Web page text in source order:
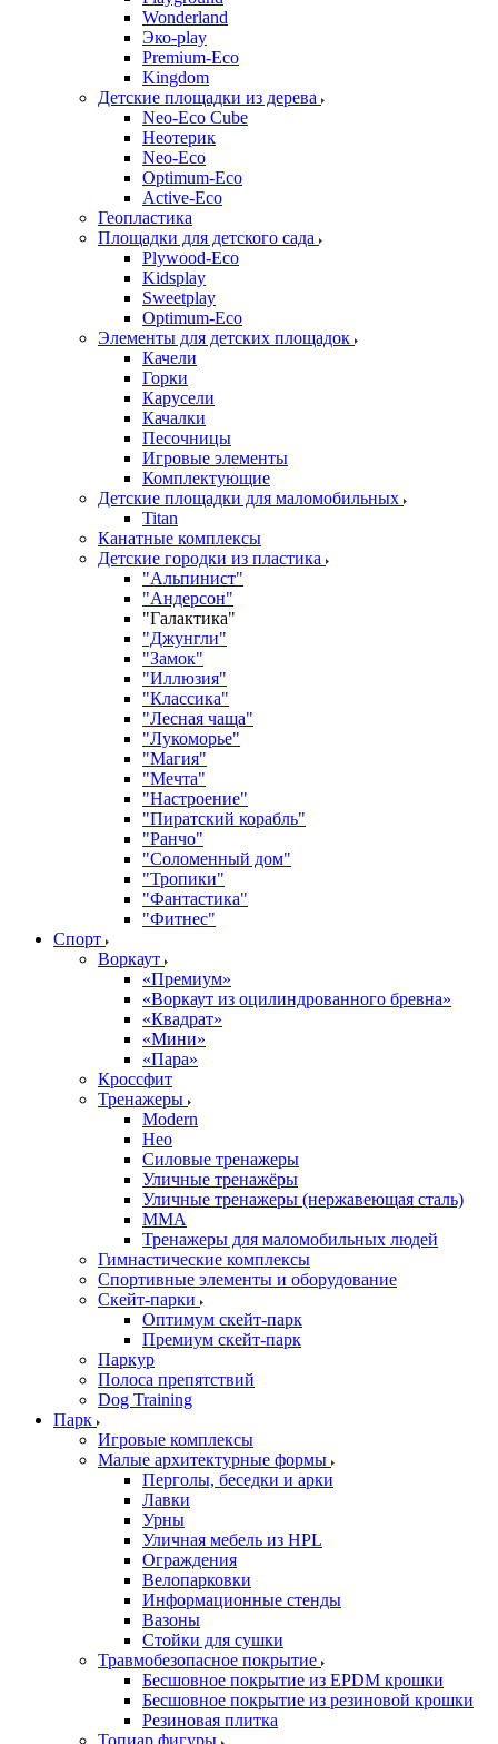
Wonderland
Эко-play
Premium-Eco
Kingdom
Детские площадки из дерева
Neo-Eco Cube
Неотерик
Neo-Eco
Оptimum-Еco
Active-Eco
Геопластика
Площадки для детского сада
Plywood-Eco
Kidsplay
Sweetplay
Оptimum-Еco
Элементы для детских площадок
Качели
Горки
Карусели
Качалки
Песочницы
Игровые элементы
Комплектующие
Детские площадки для маломобильных
Titan
Канатные комплексы
Детские городки из пластика
"Альпинист"
"Андерсон"
"Галактика"
"Джунгли"
"Замок"
"Иллюзия"
"Классика"
"Лесная чаща"
"Лукоморье"
"Магия"
"Мечта"
"Настроение"
"Пиратский корабль"
"Ранчо"
"Соломенный дом"
"Тропики"
"Фантастика"
"Фитнес"
Спорт
Воркаут
«Премиум»
«Воркаут из оцилиндрованного бревна»
«Квадрат»
«Мини»
«Пара»
Кроссфит
Тренажеры
Modern
Нео
Силовые тренажеры
Уличные тренажёры
Уличные тренажеры (нержавеющая сталь)
ММА
Тренажеры для маломобильных людей
Гимнастические комплексы
Спортивные элементы и оборудование
Скейт-парки
Оптимум скейт-парк
Премиум скейт-парк
Паркур
Полоса препятствий
Dog Training
Парк
Игровые комплексы
Малые архитектурные формы
Перголы, беседки и арки
Лавки
Урны
Уличная мебель из HPL
Ограждения
Велопарковки
Информационные стенды
Вазоны
Стойки для сушки
Травмобезопасное покрытие
Бесшовное покрытие из EPDM крошки
Бесшовное покрытие из резиновой крошки
Резиновая плитка
Топиар фигуры